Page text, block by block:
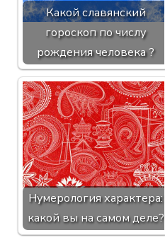
Какой славянский
гороскоп по числу
рождения человека ?
Нумерология характера:
какой вы на самом деле?